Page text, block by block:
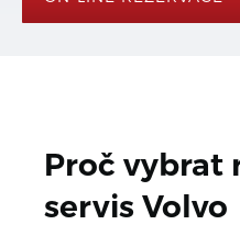
Proč vybrat
servis Volvo